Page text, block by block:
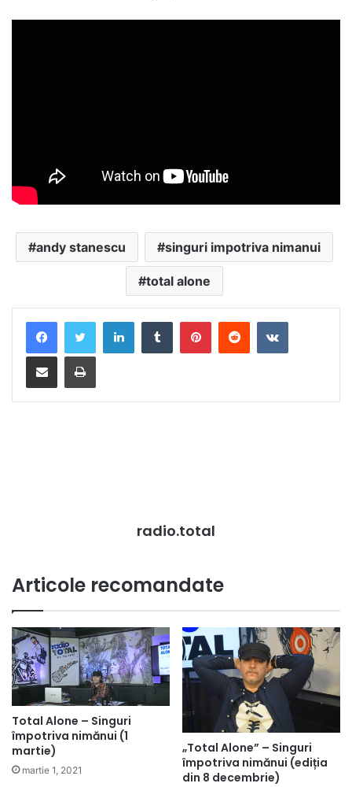
andy stanescu singuri impotriva nimanui
total alone
LinkedInTumblrPinterestRedditVKontakte
Distribuie prin mail Tipărește
radio.total
Articole recomandate
Total Alone – Singuri
împotriva nimănui (1
martie)
martie 1, 2021
„Total Alone” – Singuri
împotriva nimănui (ediția
din 8 decembrie)